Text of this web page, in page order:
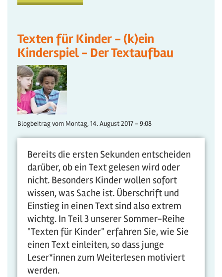
Texten für Kinder - (k)ein
Kinderspiel - Der Textaufbau
Blogbeitrag vom Montag, 14. August 2017 - 9:08
Bereits die ersten Sekunden entscheiden
darüber, ob ein Text gelesen wird oder
nicht. Besonders Kinder wollen sofort
wissen, was Sache ist. Überschrift und
Einstieg in einen Text sind also extrem
wichtg. In Teil 3 unserer Sommer-Reihe
"Texten für Kinder" erfahren Sie, wie Sie
einen Text einleiten, so dass junge
Leser*innen zum Weiterlesen motiviert
werden.